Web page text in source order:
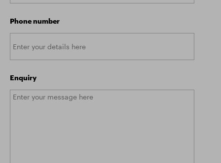
Phone number
Enquiry